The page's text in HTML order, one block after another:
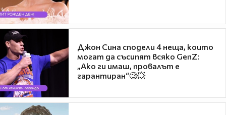
Джон Сина сподели 4 неща, които
могат да съсипят всяко GenZ:
„Ако ги имаш, провалът е
гарантиран“🧐💥